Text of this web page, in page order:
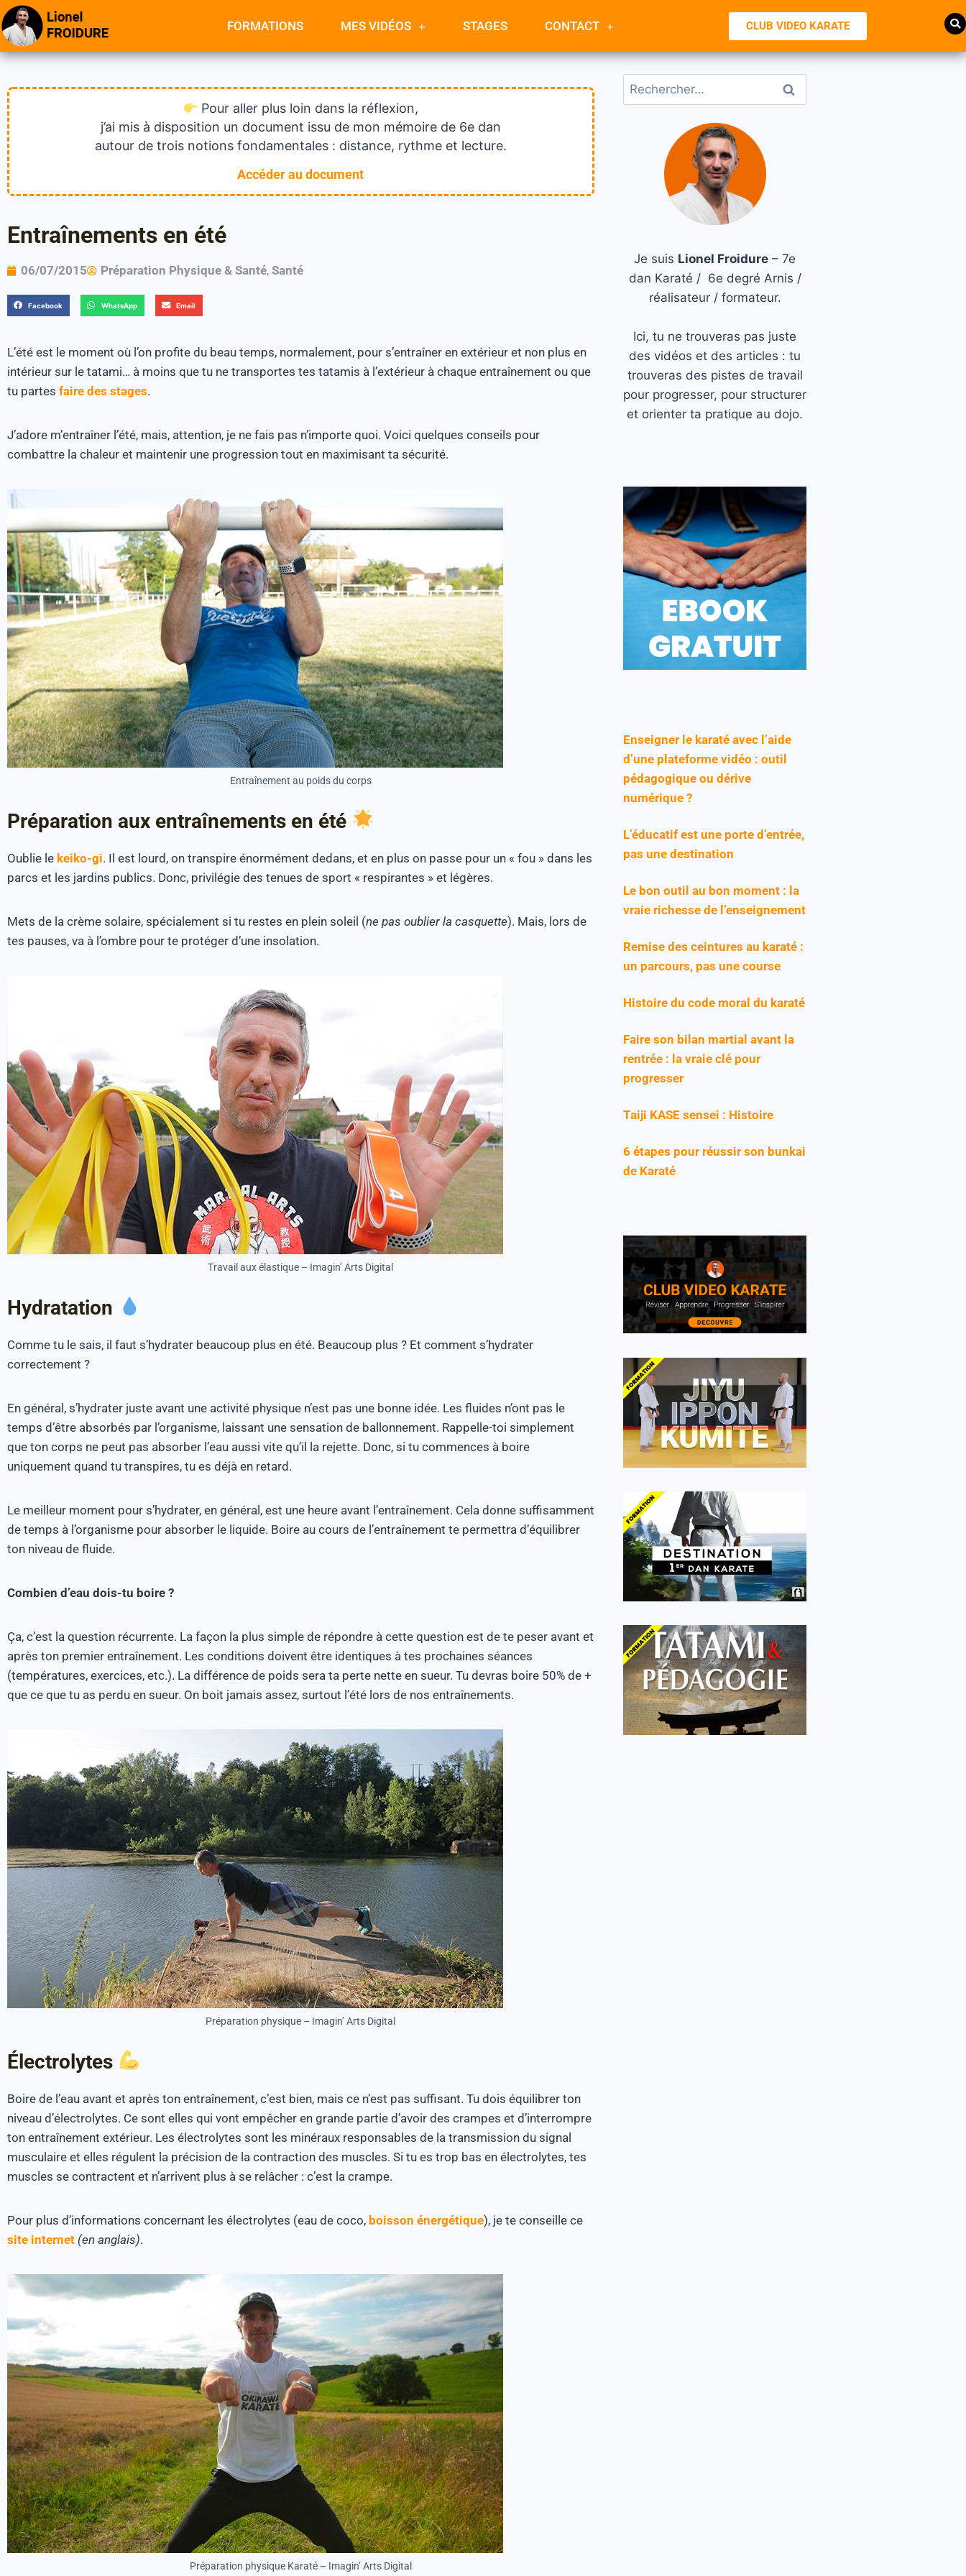
FORMATIONS MES VIDÉOS STAGES CONTACT CLUB VIDEO KARATE
Pour aller plus loin dans la réflexion,
j’ai mis à disposition un document issu de mon mémoire de 6e dan
autour de trois notions fondamentales : distance, rythme et lecture.
Accéder au document
Entraînements en été
06/07/2015 Préparation Physique & Santé, Santé
Facebook WhatsApp Email
L’été est le moment où l’on profite du beau temps, normalement, pour s’entraîner en extérieur et non plus en
intérieur sur le tatami… à moins que tu ne transportes tes tatamis à l’extérieur à chaque entraînement ou que
tu partes faire des stages.
J’adore m’entraîner l’été, mais, attention, je ne fais pas n’importe quoi. Voici quelques conseils pour
combattre la chaleur et maintenir une progression tout en maximisant ta sécurité.
Entraînement au poids du corps
Préparation aux entraînements en été
Oublie le keiko-gi. Il est lourd, on transpire énormément dedans, et en plus on passe pour un « fou » dans les
parcs et les jardins publics. Donc, privilégie des tenues de sport « respirantes » et légères.
Mets de la crème solaire, spécialement si tu restes en plein soleil (ne pas oublier la casquette). Mais, lors de
tes pauses, va à l’ombre pour te protéger d’une insolation.
Travail aux élastique – Imagin’ Arts Digital
Hydratation
Comme tu le sais, il faut s’hydrater beaucoup plus en été. Beaucoup plus ? Et comment s’hydrater
correctement ?
En général, s’hydrater juste avant une activité physique n’est pas une bonne idée. Les fluides n’ont pas le
temps d’être absorbés par l’organisme, laissant une sensation de ballonnement. Rappelle-toi simplement
que ton corps ne peut pas absorber l’eau aussi vite qu’il la rejette. Donc, si tu commences à boire
uniquement quand tu transpires, tu es déjà en retard.
Le meilleur moment pour s’hydrater, en général, est une heure avant l’entraînement. Cela donne suffisamment
de temps à l’organisme pour absorber le liquide. Boire au cours de l’entraînement te permettra d’équilibrer
ton niveau de fluide.
Combien d’eau dois-tu boire ?
Ça, c’est la question récurrente. La façon la plus simple de répondre à cette question est de te peser avant et
après ton premier entraînement. Les conditions doivent être identiques à tes prochaines séances
(températures, exercices, etc.). La différence de poids sera ta perte nette en sueur. Tu devras boire 50% de +
que ce que tu as perdu en sueur. On boit jamais assez, surtout l’été lors de nos entraînements.
Préparation physique – Imagin’ Arts Digital
Électrolytes
Boire de l’eau avant et après ton entraînement, c’est bien, mais ce n’est pas suffisant. Tu dois équilibrer ton
niveau d’électrolytes. Ce sont elles qui vont empêcher en grande partie d’avoir des crampes et d’interrompre
ton entraînement extérieur. Les électrolytes sont les minéraux responsables de la transmission du signal
musculaire et elles régulent la précision de la contraction des muscles. Si tu es trop bas en électrolytes, tes
muscles se contractent et n’arrivent plus à se relâcher : c’est la crampe.
Pour plus d’informations concernant les électrolytes (eau de coco, boisson énergétique), je te conseille ce
site internet (en anglais).
Préparation physique Karaté – Imagin’ Arts Digital
Je suis Lionel Froidure – 7e
dan Karaté / 6e degré Arnis /
réalisateur / formateur.
Ici, tu ne trouveras pas juste
des vidéos et des articles : tu
trouveras des pistes de travail
pour progresser, pour structurer
et orienter ta pratique au dojo.
Enseigner le karaté avec l’aide
d’une plateforme vidéo : outil
pédagogique ou dérive
numérique ?
L’éducatif est une porte d’entrée,
pas une destination
Le bon outil au bon moment : la
vraie richesse de l’enseignement
Remise des ceintures au karaté :
un parcours, pas une course
Histoire du code moral du karaté
Faire son bilan martial avant la
rentrée : la vraie clé pour
progresser
Taiji KASE sensei : Histoire
6 étapes pour réussir son bunkai
de Karaté